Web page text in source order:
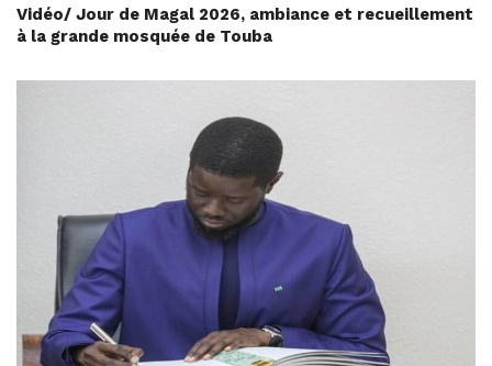
Vidéo/ Jour de Magal 2026, ambiance et recueillement
à la grande mosquée de Touba